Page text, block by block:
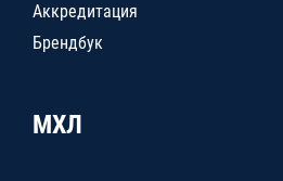
Аккредитация
Брендбук
МХЛ